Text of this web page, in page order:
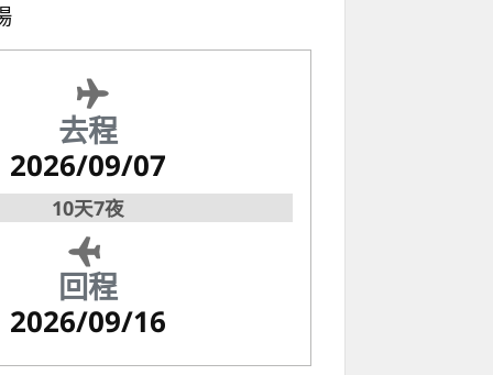
去程
2026/09/07
10天7夜
回程
2026/09/16